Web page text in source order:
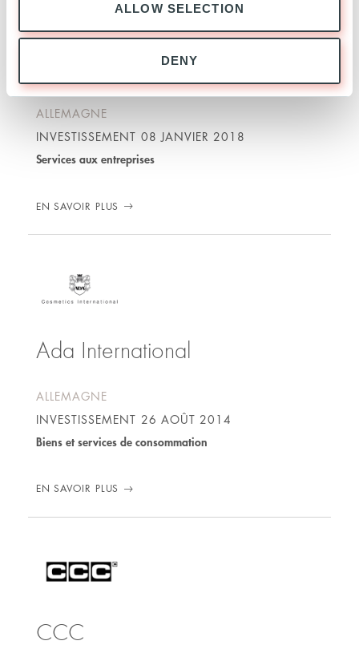
ALLOW SELECTION
DENY
ALLEMAGNE
INVESTISSEMENT 08 JANVIER 2018
Services aux entreprises
EN SAVOIR PLUS
Ada International
ALLEMAGNE
INVESTISSEMENT 26 AOÛT 2014
Biens et services de consommation
EN SAVOIR PLUS
CCC